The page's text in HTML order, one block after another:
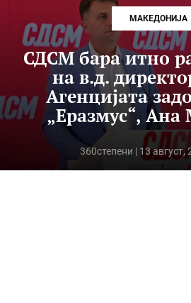
МАКЕДОНИЈА
СДСМ бара итно
на в.д.
Агенцијата
„Еразмус“, Ана
360степени | 13 август,